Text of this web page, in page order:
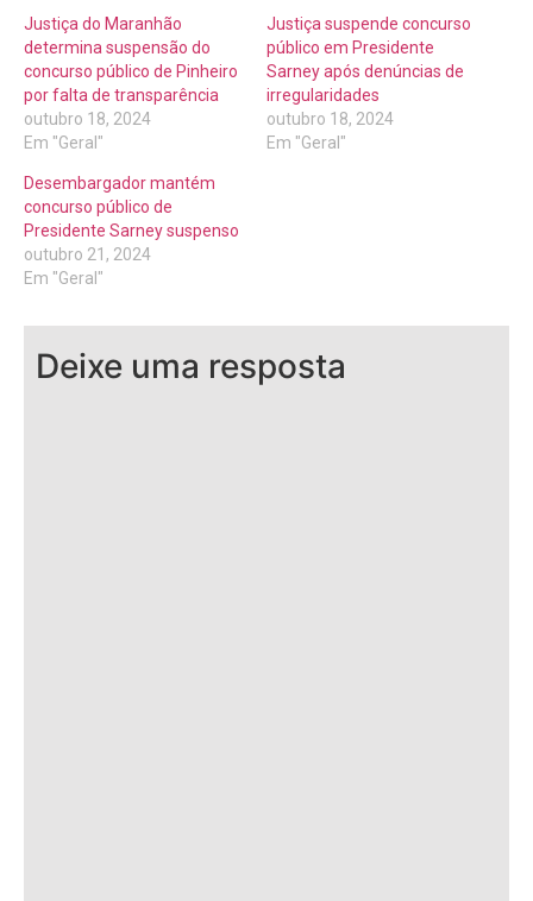
Justiça do Maranhão
determina suspensão do
concurso público de Pinheiro
por falta de transparência
outubro 18, 2024
Em "Geral"
Justiça suspende concurso
público em Presidente
Sarney após denúncias de
irregularidades
outubro 18, 2024
Em "Geral"
Desembargador mantém
concurso público de
Presidente Sarney suspenso
outubro 21, 2024
Em "Geral"
Deixe uma resposta